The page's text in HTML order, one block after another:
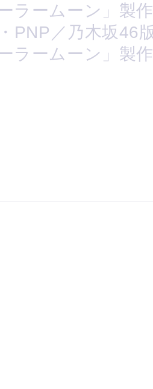
ラームーン」製
PNP／乃木坂46
ラームーン」製